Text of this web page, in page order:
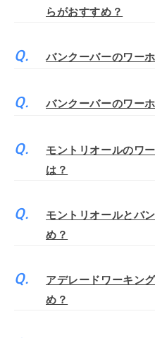
らがおすすめ？
バンクーバーのワー
バンクーバーのワー
モントリオールのワ
は？
モントリオールとバ
め？
アデレードワーキン
め？